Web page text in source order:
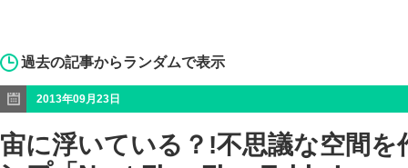
過去の記事からランダムで表示
2013年09月23日
宙に浮いている？!不思議な空間を